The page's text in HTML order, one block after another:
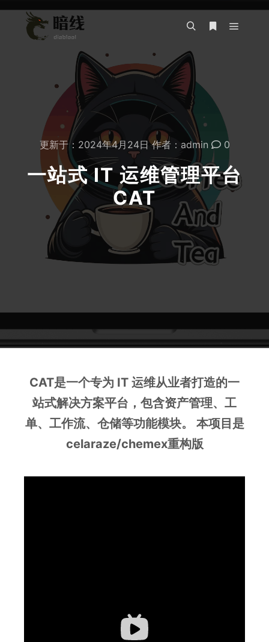
更新于： 2024年4月24日作者： admin 0
一站式 IT 运维管理平台
CAT
CAT是一个专为 IT 运维从业者打造的一
站式解决方案平台，包含资产管理、工
单、工作流、仓储等功能模块。 本项目是
celaraze/chemex重构版